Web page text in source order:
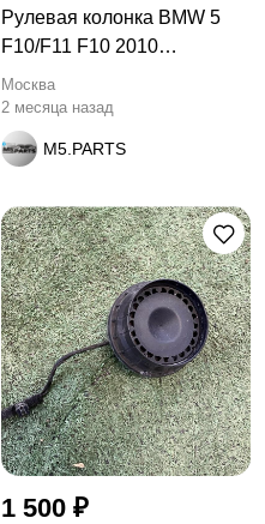
Рулевая колонка BMW 5
F10/F11 F10 2010
32306776109
Москва
2 месяца назад
M5.PARTS
1 500 ₽